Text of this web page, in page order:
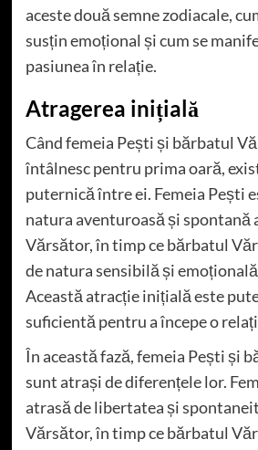
aceste două semne zodiacale,
susțin emoțional și cum se
pasiunea în relație.
Atragerea inițială
Când femeia Pești și bărbatul
întâlnesc pentru prima oară,
puternică între ei. Femeia Pești
natura aventuroasă și spontană
Vărsător, în timp ce bărbatul
de natura sensibilă și
Această atracție inițială este
suficientă pentru a începe o
În această fază, femeia Pești și
sunt atrași de diferențele lor.
atrasă de libertatea și
Vărsător, în timp ce bărbatul